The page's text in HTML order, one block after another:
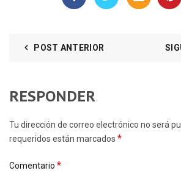
POST ANTERIOR
RESPONDER
Tu dirección de correo electrónico no será
requeridos están marcados *
Comentario *